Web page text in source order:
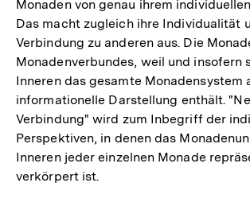
Monaden von genau ihrem
Das macht zugleich ihre Individualität
Verbindung zu anderen aus. Die
Monadenverbundes, weil und insofern
Inneren das gesamte Monadensystem
informationelle Darstellung enthält.
Verbindung" wird zum Inbegriff der
Perspektiven, in denen das
Inneren jeder einzelnen Monade
verkörpert ist.